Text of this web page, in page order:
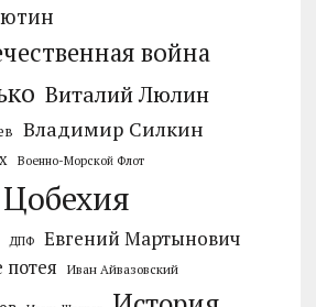
война
Виталий Люлин
Владимир Силкин
Военно-Морской Флот
ДПФ Евгений Мартынович
Иван Айвазовский